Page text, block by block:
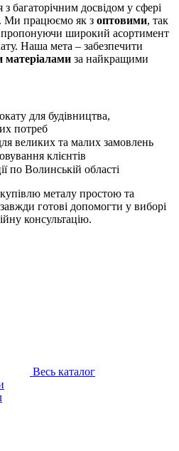
багаторічним досвідом у сфері
Ми працюємо як з оптовими, так
пропонуючи широкий асортимент
Наша мета – забезпечити
матеріалами за найкращими
для будівництва,
потреб
великих та малих замовлень
клієнтів
по Волинській області
металу простою та
готові допомогти у виборі
консультацію.
Весь каталог